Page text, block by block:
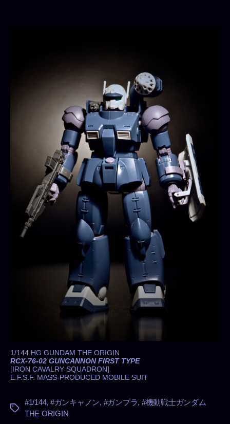
期
型
（鉄
騎
兵
中
隊
機）
へ
の
1/144 HG GUNDAM THE ORIGIN
RCX-76-02 GUNCANNON FIRST TYPE
[IRON CAVALRY SQUADRON]
E.F.S.F. MASS-PRODUCED MOBILE SUIT
タ
#1/144, #ガンキャノン, #ガンプラ, #機動戦士ガンダム
THE ORIGIN